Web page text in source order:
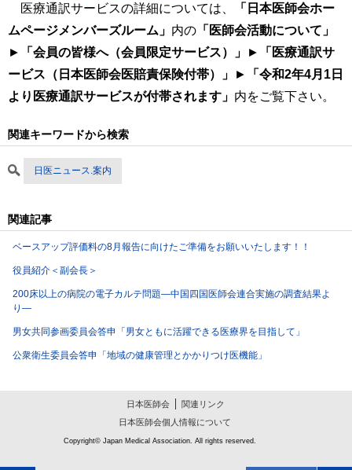
医療通訳サービスの詳細については、
「日本医師会ホー
ムページメンバーズルーム」 内の 「医師会活動について」
►
「会員の皆様へ（会員限定サービス）」 ►
「医療通訳サ
ービス（日本医師会医賠責保険付帯）」
►
「令和2年4月1日
より医療通訳サービスが付帯されます」 内をご覧下さい。
関連キーワードから検索
日医ニュース.案内
関連記事
ベースアップ評価料の8月報告に向けたご準備をお願いいたします！！
役員紹介＜副会長＞
200床以上の病院の電子カルテ問題―中国四国医師会連合実施の調査結果よ
り―
男女共同参画委員会答申「男女ともに活躍できる医療界を目指して」
公衆衛生委員会答申「地域の健康管理とかかりつけ医機能」
日本医師会
関連リンク
日本医師会個人情報について
Copyright© Japan Medical Association. All rights reserved.